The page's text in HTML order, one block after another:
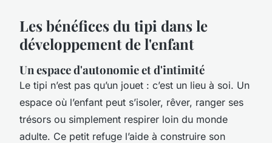
Les bénéfices du tipi dans le
développement de l'enfant
Un espace d'autonomie et d'intimité
Le tipi n’est pas qu’un jouet : c’est un lieu à soi. Un
espace où l’enfant peut s’isoler, rêver, ranger ses
trésors ou simplement respirer loin du monde
adulte. Ce petit refuge l’aide à construire son